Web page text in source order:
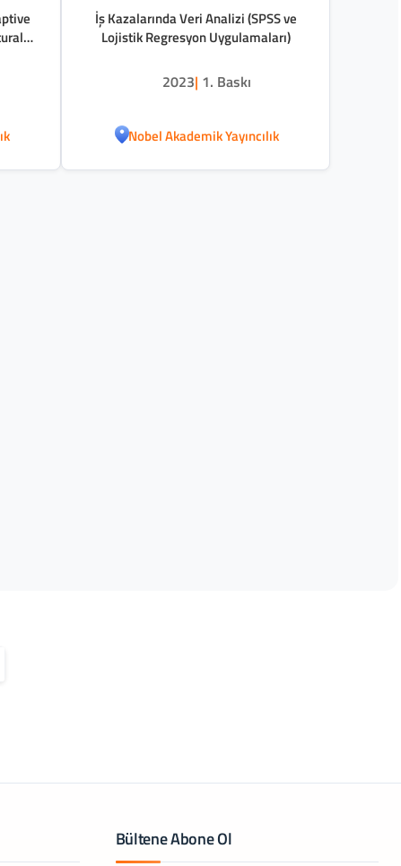
İş Kazalarında Veri Analizi (SPSS ve
Lojistik Regresyon Uygulamaları)
2023| 1. Baskı
Nobel Akademik Yayıncılık
Bültene Abone Ol